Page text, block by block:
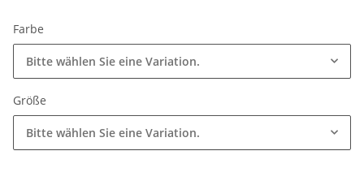
Farbe
Bitte wählen Sie eine Variation.
Größe
Bitte wählen Sie eine Variation.